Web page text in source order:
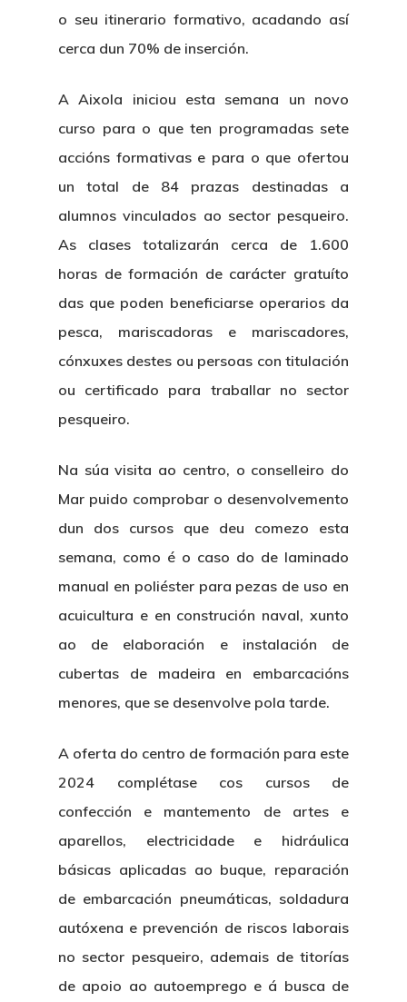
o seu itinerario formativo, acadando así
cerca dun 70% de inserción.
A Aixola iniciou esta semana un novo
curso para o que ten programadas sete
accións formativas e para o que ofertou
un total de 84 prazas destinadas a
alumnos vinculados ao sector pesqueiro.
As clases totalizarán cerca de 1.600
horas de formación de carácter gratuíto
das que poden beneficiarse operarios da
pesca, mariscadoras e mariscadores,
cónxuxes destes ou persoas con titulación
ou certificado para traballar no sector
pesqueiro.
Na súa visita ao centro, o conselleiro do
Mar puido comprobar o desenvolvemento
dun dos cursos que deu comezo esta
semana, como é o caso do de laminado
manual en poliéster para pezas de uso en
acuicultura e en construción naval, xunto
ao de elaboración e instalación de
cubertas de madeira en embarcacións
menores, que se desenvolve pola tarde.
A oferta do centro de formación para este
2024 complétase cos cursos de
confección e mantemento de artes e
aparellos, electricidade e hidráulica
básicas aplicadas ao buque, reparación
de embarcación pneumáticas, soldadura
autóxena e prevención de riscos laborais
no sector pesqueiro, ademais de titorías
de apoio ao autoemprego e á busca de